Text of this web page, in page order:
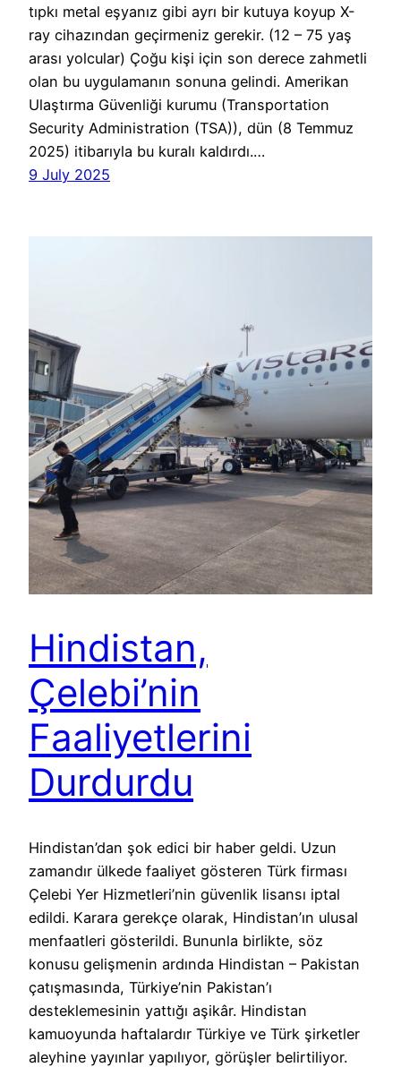
tıpkı metal eşyanız gibi ayrı bir kutuya koyup X-
ray cihazından geçirmeniz gerekir. (12 – 75 yaş
arası yolcular) Çoğu kişi için son derece zahmetli
olan bu uygulamanın sonuna gelindi. Amerikan
Ulaştırma Güvenliği kurumu (Transportation
Security Administration (TSA)), dün (8 Temmuz
2025) itibarıyla bu kuralı kaldırdı.…
9 July 2025
Hindistan,
Çelebi’nin
Faaliyetlerini
Durdurdu
Hindistan’dan şok edici bir haber geldi. Uzun
zamandır ülkede faaliyet gösteren Türk firması
Çelebi Yer Hizmetleri’nin güvenlik lisansı iptal
edildi. Karara gerekçe olarak, Hindistan’ın ulusal
menfaatleri gösterildi. Bununla birlikte, söz
konusu gelişmenin ardında Hindistan – Pakistan
çatışmasında, Türkiye’nin Pakistan’ı
desteklemesinin yattığı aşikâr. Hindistan
kamuoyunda haftalardır Türkiye ve Türk şirketler
aleyhine yayınlar yapılıyor, görüşler belirtiliyor.